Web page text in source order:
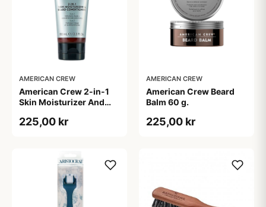
AMERICAN CREW
American Crew 2-in-1
Skin Moisturizer And
ml)
225,00 kr
AMERICAN CREW
American Crew Beard
Balm 60 g.
225,00 kr